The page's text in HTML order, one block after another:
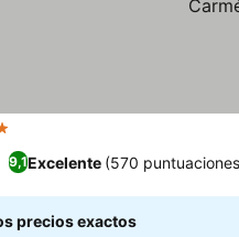
9,1Excelente (570
precios exactos